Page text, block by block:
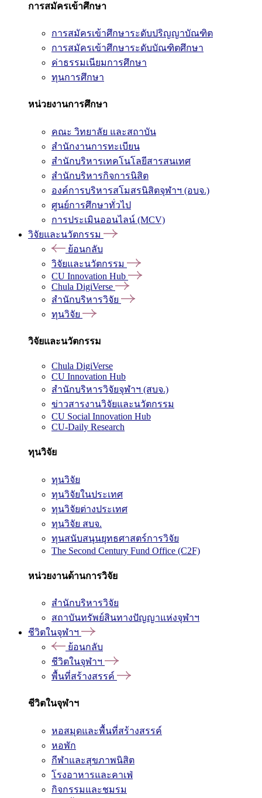
การสมัครเข้าศึกษา
การสมัครเข้าศึกษาระดับปริญญาบัณฑิต
การสมัครเข้าศึกษาระดับบัณฑิตศึกษา
ค่าธรรมเนียมการศึกษา
ทุนการศึกษา
หน่วยงานการศึกษา
คณะ วิทยาลัย และสถาบัน
สำนักงานการทะเบียน
สำนักบริหารเทคโนโลยีสารสนเทศ
สำนักบริหารกิจการนิสิต
องค์การบริหารสโมสรนิสิตจุฬาฯ (อบจ.)
ศูนย์การศึกษาทั่วไป
การประเมินออนไลน์ (MCV)
วิจัยและนวัตกรรม
ย้อนกลับ
วิจัยและนวัตกรรม
CU Innovation Hub
Chula DigiVerse
สำนักบริหารวิจัย
ทุนวิจัย
วิจัยและนวัตกรรม
Chula DigiVerse
CU Innovation Hub
สำนักบริหารวิจัยจุฬาฯ (สบจ.)
ข่าวสารงานวิจัยและนวัตกรรม
CU Social Innovation Hub
CU-Daily Research
ทุนวิจัย
ทุนวิจัย
ทุนวิจัยในประเทศ
ทุนวิจัยต่างประเทศ
ทุนวิจัย สบจ.
ทุนสนับสนุนยุทธศาสตร์การวิจัย
The Second Century Fund Office (C2F)
หน่วยงานด้านการวิจัย
สำนักบริหารวิจัย
สถาบันทรัพย์สินทางปัญญาแห่งจุฬาฯ
ชีวิตในจุฬาฯ
ย้อนกลับ
ชีวิตในจุฬาฯ
พื้นที่สร้างสรรค์
ชีวิตในจุฬาฯ
หอสมุดและพื้นที่สร้างสรรค์
หอพัก
กีฬาและสุขภาพนิสิต
โรงอาหารและคาเฟ่
กิจกรรมและชมรม